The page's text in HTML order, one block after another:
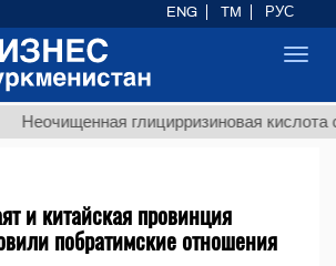
глицирризиновая кислота
и китайская провинция
побратимские отношения
ENG TM РУС